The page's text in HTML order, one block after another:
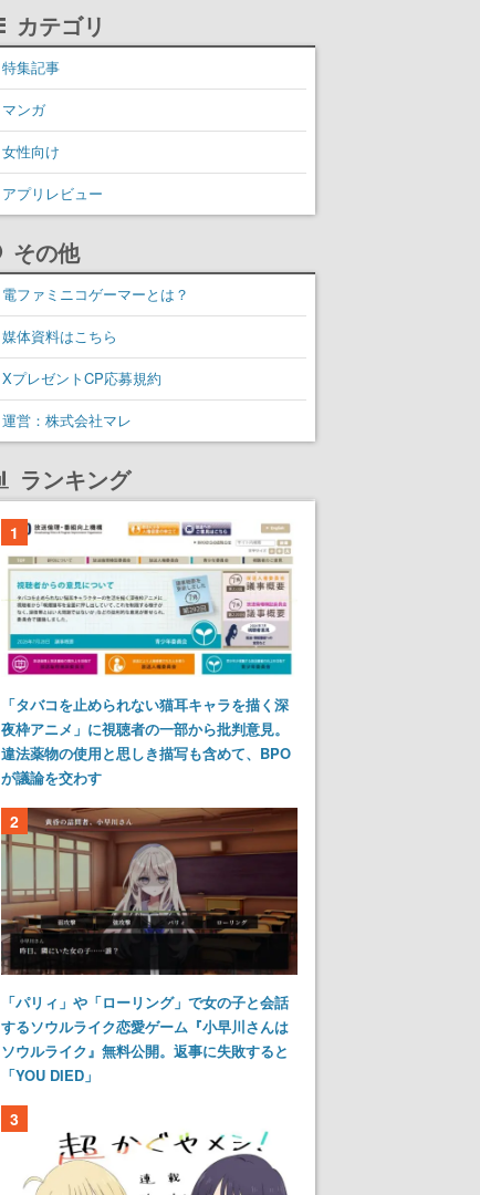
カテゴリ
特集記事
マンガ
女性向け
アプリレビュー
その他
電ファミニコゲーマーとは？
媒体資料はこちら
XプレゼントCP応募規約
運営：株式会社マレ
ランキング
1
「タバコを止められない猫耳キャラを描く深
夜枠アニメ」に視聴者の一部から批判意見。
違法薬物の使用と思しき描写も含めて、BPO
が議論を交わす
2
「パリィ」や「ローリング」で女の子と会話
するソウルライク恋愛ゲーム『小早川さんは
ソウルライク』無料公開。返事に失敗すると
「YOU DIED」
3